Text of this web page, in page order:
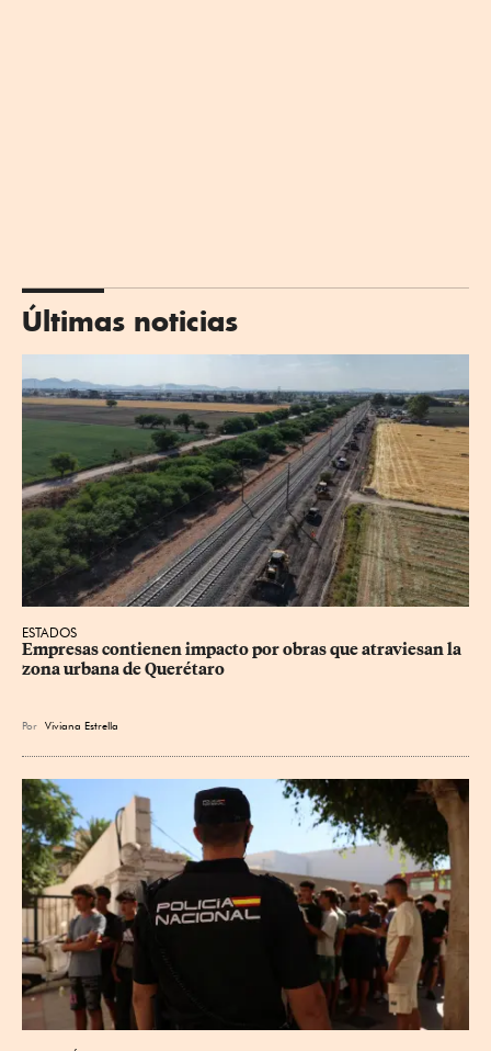
Últimas noticias
ESTADOS
Empresas contienen impacto por obras que atraviesan la
zona urbana de Querétaro
Por Viviana Estrella